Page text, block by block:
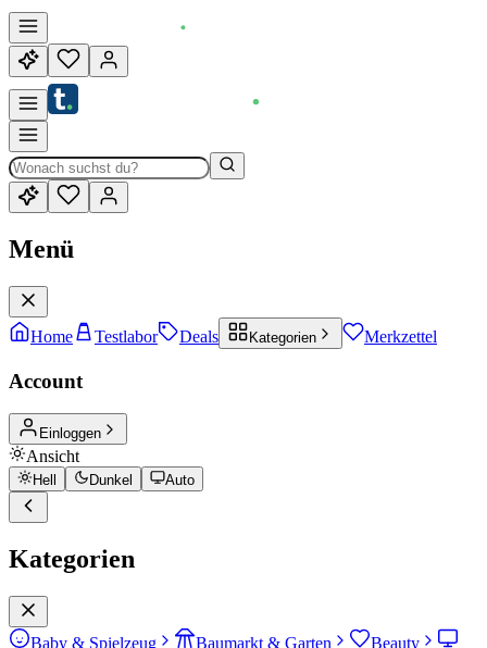
Menü
Home Testlabor Deals Kategorien Merkzettel
Account
Einloggen
Ansicht
Hell Dunkel Auto
Kategorien
Baby & Spielzeug Baumarkt & Garten
Beauty